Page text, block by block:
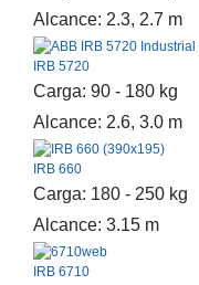
Alcance: 2.3, 2.7 m
IRB 5720
Carga: 90 - 180 kg
Alcance: 2.6, 3.0 m
IRB 660
Carga: 180 - 250 kg
Alcance: 3.15 m
IRB 6710